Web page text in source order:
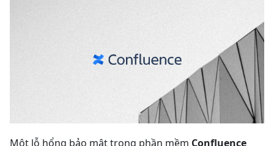
Một lỗ hổng bảo mật trong phần mềm Confluence